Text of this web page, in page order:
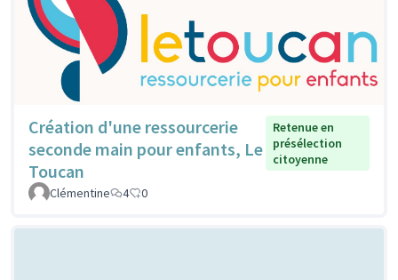
Création d'une ressourcerie
seconde main pour enfants, Le
Toucan
Retenue en
présélection
citoyenne
Clémentine 4 0